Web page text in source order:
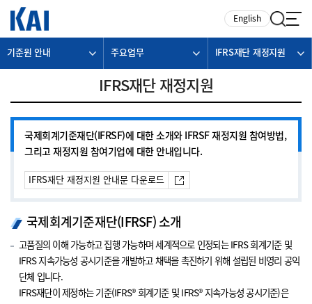
English
기준원 안내 주요업무 IFRS재단 재정지원
IFRS재단 재정지원
국제회계기준재단(IFRSF)에 대한 소개와 IFRSF 재정지원 참여방법,
그리고 재정지원 참여기업에 대한 안내입니다.
IFRS재단 재정지원 안내문 다운로드
국제회계기준재단(IFRSF) 소개
고품질의 이해 가능하고 집행 가능하며 세계적으로 인정되는 IFRS 회계기준 및
IFRS 지속가능성 공시기준을 개발하고 채택을 촉진하기 위해 설립된 비영리 공익
단체 입니다.
IFRS재단이 제정하는 기준(IFRS® 회계기준 및 IFRS® 지속가능성 공시기준)은